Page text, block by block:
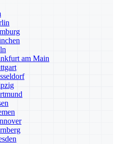
am Main